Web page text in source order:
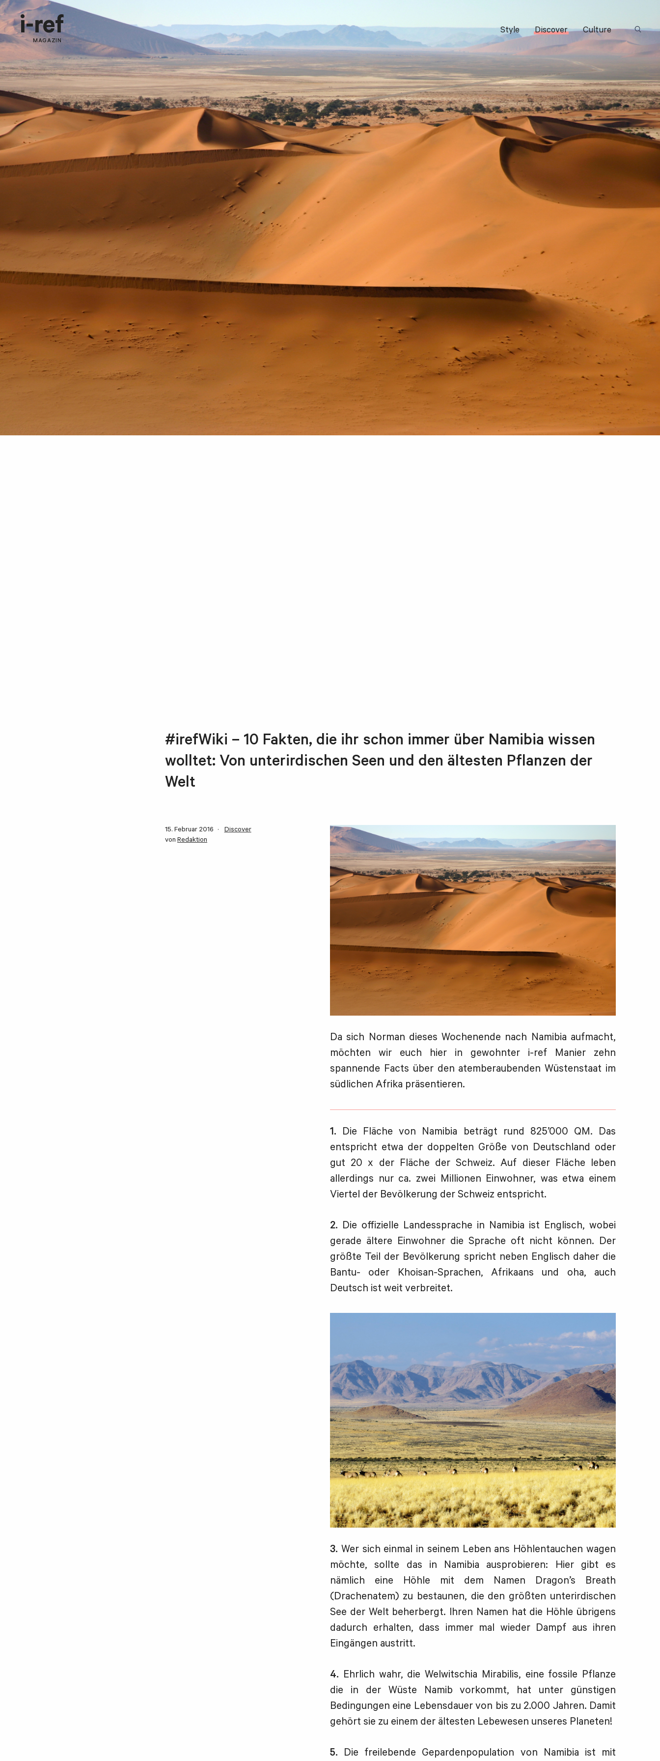
i-ref
MAGAZIN
Style Discover Culture
#irefWiki – 10 Fakten, die ihr schon immer über Namibia wissen
wolltet: Von unterirdischen Seen und den ältesten Pflanzen der
Welt
15. Februar 2016
Discover
von Redaktion
Da sich Norman dieses Wochenende nach Namibia aufmacht,
möchten wir euch hier in gewohnter i-ref Manier zehn
spannende Facts über den atemberaubenden Wüstenstaat im
südlichen Afrika präsentieren.
1. Die Fläche von Namibia beträgt rund 825’000 QM. Das
entspricht etwa der doppelten Größe von Deutschland oder
gut 20 x der Fläche der Schweiz. Auf dieser Fläche leben
allerdings nur ca. zwei Millionen Einwohner, was etwa einem
Viertel der Bevölkerung der Schweiz entspricht.
2. Die offizielle Landessprache in Namibia ist Englisch, wobei
gerade ältere Einwohner die Sprache oft nicht können. Der
größte Teil der Bevölkerung spricht neben Englisch daher die
Bantu- oder Khoisan-Sprachen, Afrikaans und oha, auch
Deutsch ist weit verbreitet.
3. Wer sich einmal in seinem Leben ans Höhlentauchen wagen
möchte, sollte das in Namibia ausprobieren: Hier gibt es
nämlich eine Höhle mit dem Namen Dragon’s Breath
(Drachenatem) zu bestaunen, die den größten unterirdischen
See der Welt beherbergt. Ihren Namen hat die Höhle übrigens
dadurch erhalten, dass immer mal wieder Dampf aus ihren
Eingängen austritt.
4. Ehrlich wahr, die Welwitschia Mirabilis, eine fossile Pflanze
die in der Wüste Namib vorkommt, hat unter günstigen
Bedingungen eine Lebensdauer von bis zu 2.000 Jahren. Damit
gehört sie zu einem der ältesten Lebewesen unseres Planeten!
5. Die freilebende Gepardenpopulation von Namibia ist mit